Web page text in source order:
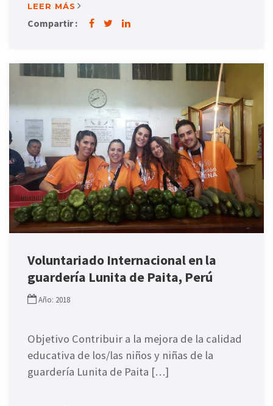
LEER MÁS
Compartir :
Voluntariado Internacional en la
guardería Lunita de Paita, Perú
Año: 2018
Objetivo Contribuir a la mejora de la calidad
educativa de los/las niños y niñas de la
guardería Lunita de Paita […]